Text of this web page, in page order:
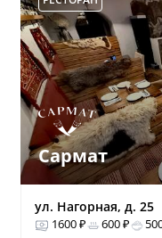
Сармат
ул. Нагорная, д. 25
1600 ₽ 600 ₽